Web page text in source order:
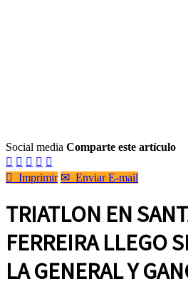
Social media Comparte este artículo
    
 Imprimir ✉ Enviar E-mail
TRIATLON EN
FERREIRA LLEGO
LA GENERAL Y